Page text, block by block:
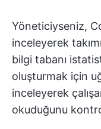
Yöneticiyseniz,
inceleyerek
bilgi tabanı
oluşturmak için
inceleyerek
okuduğunu